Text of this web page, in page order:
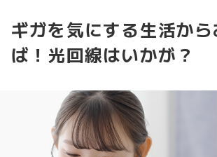
ギガを気にする生活か
ば！光回線はいかが？